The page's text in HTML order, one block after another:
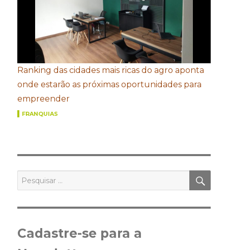
Ranking das cidades mais ricas do agro aponta
onde estarão as próximas oportunidades para
empreender
FRANQUIAS
por:
Cadastre-se para a